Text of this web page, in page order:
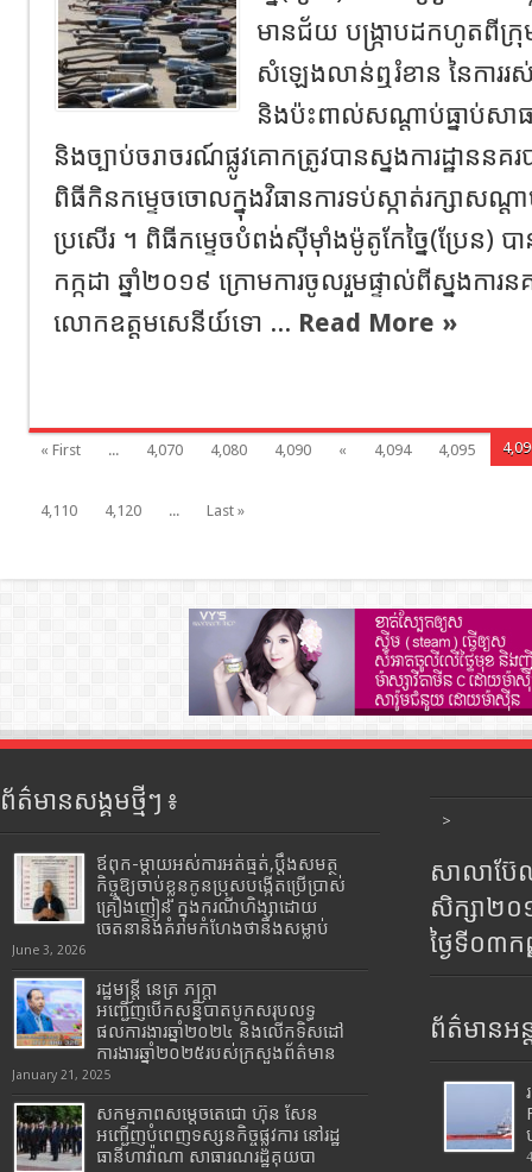
មានជ័យ បង្រ្កាបដកហូតពីក្រុ
សំឡេងលាន់ឮរំខាន នៃការរ
និងប៉ះពាល់សណ្តាប់ធ្នាប់សា
និងច្បាប់ចរាចរណ៍ផ្លូវគោកត្រូវបានស្នងការដ្ឋាននគ
ពិធីកិនកម្ទេចចោលក្នុងវិធានការទប់ស្កាត់រក្សាសណ្ត
ប្រសើរ ។ ពិធីកម្ទេចបំពង់ស៊ីម៉ាំងម៉ូតូកែច្នៃ(ប្រែន) បា
កក្កដា ឆ្នាំ២០១៩ ក្រោមការចូលរួមផ្ទាល់ពីស្នងការ
លោកឧត្តមសេនីយ៍ទោ ... Read More »
« First ... 4,070 4,080 4,090 « 4,094 4,095
4,110 4,120 ... Last »
ព័ត៌មានសង្គមថ្មីៗ ៖
ឪពុក-ម្ដាយអស់ការអត់ធ្មត់,ប្ដឹងសមត្ថ
កិច្ចឱ្យចាប់ខ្លួនកូនប្រុសបង្កើតប្រើប្រាស់
គ្រឿងញៀន ក្នុងករណីហិង្សាដោយ
ចេតនានិងគំរាមកំហែងថានឹងសម្លាប់
June 3, 2026
រដ្ឋមន្រ្តី​ នេត្រ​ ភក្ត្រា​
អញ្ជើញបើកសន្និបាតបូកសរុបលទ្ធ
ផលការងារឆ្នាំ២០២៤ និងលើកទិសដៅ
ការងារឆ្នាំ២០២៥របស់​ក្រសួង​ព័ត៌មាន​
January 21, 2025
សកម្មភាពសម្តេចតេជោ ហ៊ុន សែន
អញ្ជើញបំពេញទស្សនកិច្ចផ្លូវការ នៅរដ្ឋ
ធានីហាវ៉ាណា សាធារណរដ្ឋគុយបា
>
សាលាប៊ែ
សិក្សា២
ថ្ងៃទី០៣
ព័ត៌មានអន្